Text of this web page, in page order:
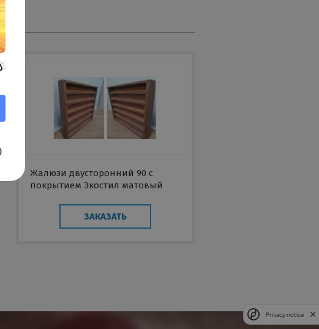
Жалюзи двусторонний 90 с
покрытием Экостил матовый
ЗАКАЗАТЬ
Privacy notice